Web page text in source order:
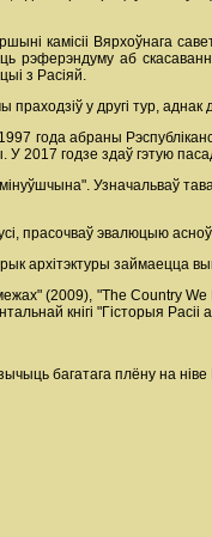
камісіі Вярхоўнага
аб
з Расіяй.
у другі тур, аднак
года абраны
2017 годзе здаў гэтую
Узначальваў
прасочваў эвалюцыю
архітэктуры займаецца
(2009), "The Country
кнігі "Гісторыя
багатага плёну на